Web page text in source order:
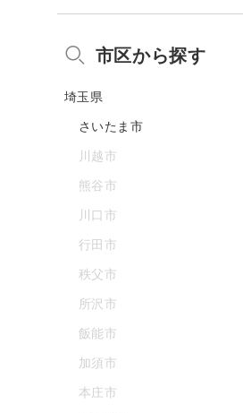
市区から探す
埼玉県
さいたま市
川越市
熊谷市
川口市
行田市
秩父市
所沢市
飯能市
加須市
本庄市